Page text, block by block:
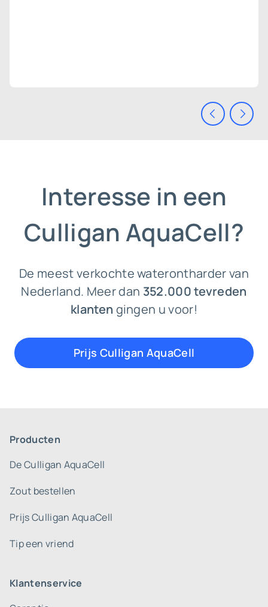
Interesse in een
Culligan AquaCell?
De meest verkochte waterontharder van
Nederland. Meer dan 352.000 tevreden
klanten gingen u voor!
Prijs Culligan AquaCell
Producten
De Culligan AquaCell
Zout bestellen
Prijs Culligan AquaCell
Tip een vriend
Klantenservice